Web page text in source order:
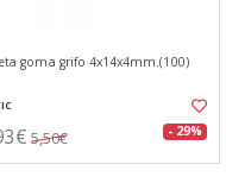
goma grifo 4x14x4mm.(100)
5,50€ - 29%